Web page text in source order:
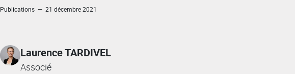
Publications — 21 décembre 2021
Laurence TARDIVEL
Associé